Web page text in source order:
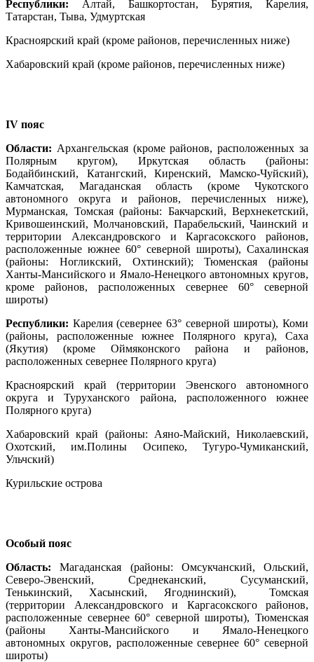
Республики: Алтай, Башкортостан, Бурятия, Карелия,
Татарстан, Тыва, Удмуртская
Красноярский край (кроме районов, перечисленных ниже)
Хабаровский край (кроме районов, перечисленных ниже)
IV пояс
Области: Архангельская (кроме районов, расположенных за
Полярным кругом), Иркутская область (районы:
Бодайбинский, Катангский, Киренский, Мамско-Чуйский),
Камчатская, Магаданская область (кроме Чукотского
автономного округа и районов, перечисленных ниже),
Мурманская, Томская (районы: Бакчарский, Верхнекетский,
Кривошеинский, Молчановский, Парабельский, Чаинский и
территории Александровского и Каргасокского районов,
расположенные южнее 60° северной широты), Сахалинская
(районы: Ногликский, Охтинский); Тюменская (районы
Ханты-Мансийского и Ямало-Ненецкого автономных кругов,
кроме районов, расположенных севернее 60° северной
широты)
Республики: Карелия (севернее 63° северной широты), Коми
(районы, расположенные южнее Полярного круга), Саха
(Якутия) (кроме Оймяконского района и районов,
расположенных севернее Полярного круга)
Красноярский край (территории Эвенского автономного
округа и Туруханского района, расположенного южнее
Полярного круга)
Хабаровский край (районы: Аяно-Майский, Николаевский,
Охотский, им.Полины Осипеко, Тугуро-Чумиканский,
Ульчский)
Курильские острова
Особый пояс
Область: Магаданская (районы: Омсукчанский, Ольский,
Северо-Эвенский, Среднеканский, Сусуманский,
Тенькинский, Хасынский, Ягоднинский), Томская
(территории Александровского и Каргасокского районов,
расположенные севернее 60° северной широты), Тюменская
(районы Ханты-Мансийского и Ямало-Ненецкого
автономных округов, расположенные севернее 60° северной
широты)